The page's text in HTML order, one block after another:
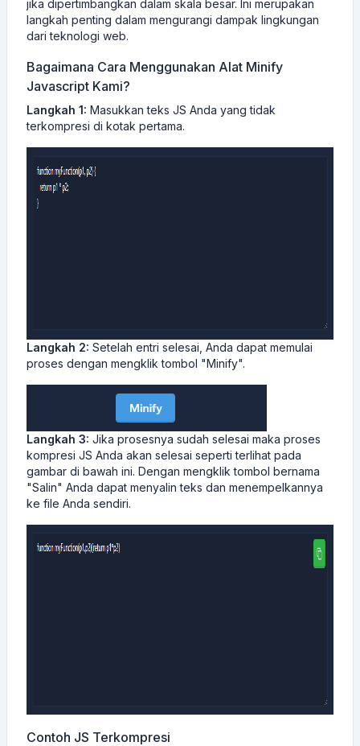
jika dipertimbangkan dalam skala besar. Ini merupakan
langkah penting dalam mengurangi dampak lingkungan
dari teknologi web.
Bagaimana Cara Menggunakan Alat Minify
Javascript Kami?
Langkah 1: Masukkan teks JS Anda yang tidak
terkompresi di kotak pertama.
Langkah 2: Setelah entri selesai, Anda dapat memulai
proses dengan mengklik tombol "Minify".
Langkah 3: Jika prosesnya sudah selesai maka proses
kompresi JS Anda akan selesai seperti terlihat pada
gambar di bawah ini. Dengan mengklik tombol bernama
"Salin" Anda dapat menyalin teks dan menempelkannya
ke file Anda sendiri.
Contoh JS Terkompresi